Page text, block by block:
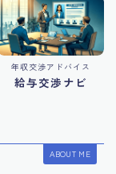
年収交渉アドバイス
給与交渉ナビ
ABOUT ME